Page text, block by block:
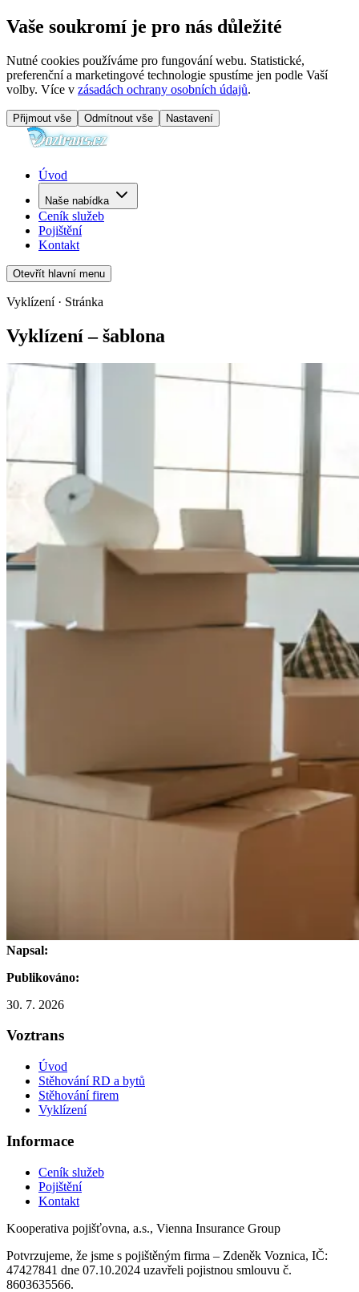
Vaše soukromí je pro nás důležité
Nutné cookies používáme pro fungování webu. Statistické,
preferenční a marketingové technologie spustíme jen podle Vaší
volby. Více v zásadách ochrany osobních údajů.
Přijmout vše Odmítnout vše Nastavení
Úvod
Naše nabídka
Ceník služeb
Pojištění
Kontakt
Otevřít hlavní menu
Vyklízení · Stránka
Vyklízení – šablona
Napsal:
Publikováno:
30. 7. 2026
Voztrans
Úvod
Stěhování RD a bytů
Stěhování firem
Vyklízení
Informace
Ceník služeb
Pojištění
Kontakt
Kooperativa pojišťovna, a.s., Vienna Insurance Group
Potvrzujeme, že jsme s pojištěným firma – Zdeněk Voznica, IČ:
47427841 dne 07.10.2024 uzavřeli pojistnou smlouvu č.
8603635566.